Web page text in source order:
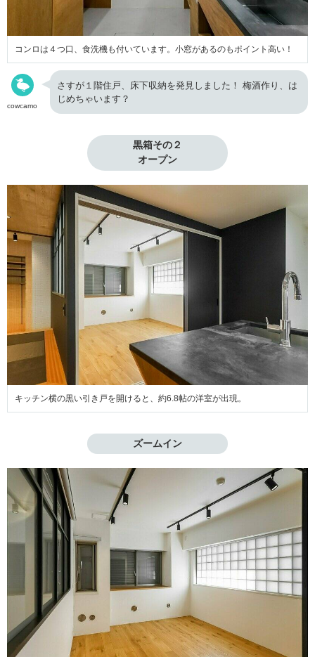
コンロは４つ口、食洗機も付いています。小窓があるのもポイント高い！
cowcamo
さすが１階住戸、床下収納を発見しました！ 梅酒作り、は
じめちゃいます？
黒箱その２
オープン
キッチン横の黒い引き戸を開けると、約6.8帖の洋室が出現。
ズームイン